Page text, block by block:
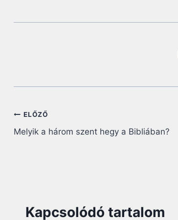
Bejegyzés
navigáció
ELŐZŐ
Melyik a három szent hegy a Bibliában?
Kapcsolódó tartalom